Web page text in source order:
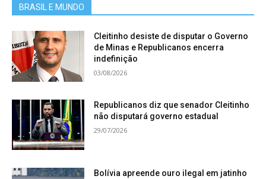
BRASIL E MUNDO
Cleitinho desiste de disputar o Governo
de Minas e Republicanos encerra
indefinição
03/08/2026
Republicanos diz que senador Cleitinho
não disputará governo estadual
29/07/2026
Bolívia apreende ouro ilegal em jatinho